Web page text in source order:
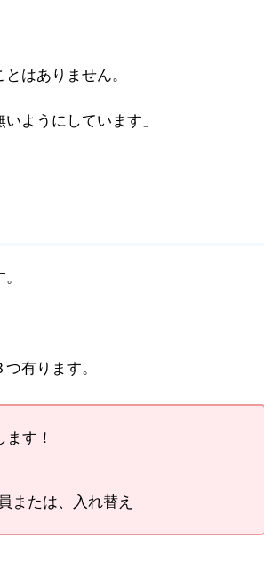
はありません。
ようにしています」
有ります。
す！
または、入れ替え